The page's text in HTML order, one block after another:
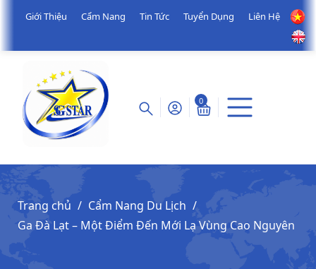
Giới Thiệu Cẩm Nang Tin Tức Tuyển Dụng Liên Hệ
0
Trang chủ
Cẩm Nang Du Lịch
Ga Đà Lạt – Một Điểm Đến Mới Lạ Vùng Cao Nguyên